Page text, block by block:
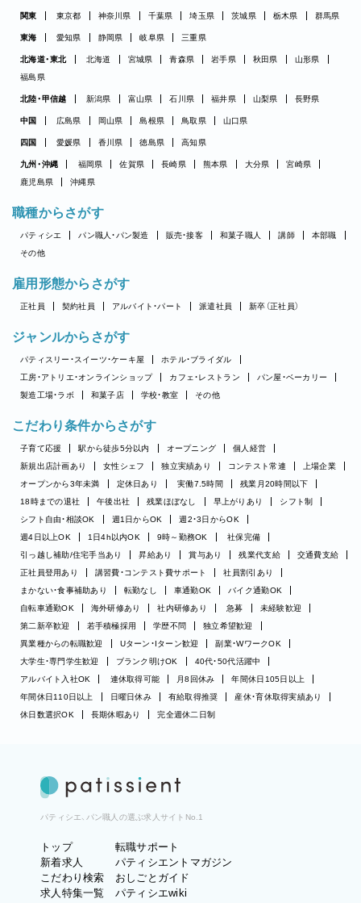
関東 東京都 神奈川県 千葉県 埼玉県 茨城県 栃木県 群馬県
東海 愛知県 静岡県 岐阜県 三重県
北海道・東北 北海道 宮城県 青森県 岩手県 秋田県
山形県
福島県
北陸・甲信越 新潟県 富山県 石川県 福井県 山梨県 長野県
中国 広島県 岡山県 島根県 鳥取県 山口県
四国 愛媛県 香川県 徳島県 高知県
九州・沖縄 福岡県 佐賀県 長崎県 熊本県 大分県
宮崎県
鹿児島県
沖縄県
職種からさがす
パティシエ パン職人・パン製造 販売・接客 和菓子職人 講師
本部職
その他
雇用形態からさがす
正社員 契約社員 アルバイト・パート 派遣社員 新卒（正社員）
ジャンルからさがす
パティスリー・スイーツ・ケーキ屋
ホテル・ブライダル
工房・アトリエ・オンラインショップ
カフェ・レストラン
パン屋・ベーカリー
製造工場・ラボ
和菓子店 学校・教室 その他
こだわり条件からさがす
子育て応援 駅から徒歩5分以内 オープニング
個人経営
新規出店計画あり
女性シェフ 独立実績あり コンテスト常連
上場企業
オープンから3年未満
定休日あり 実働7.5時間
残業月20時間以下
18時までの退社
午後出社 残業ほぼなし 早上がりあり
シフト制
シフト自由・相談OK
週1日からOK
週2・3日からOK
週4日以上OK
1日4h以内OK 9時～勤務OK
社保完備
引っ越し補助/住宅手当あり
昇給あり 賞与あり 残業代支給
交通費支給
正社員登用あり
講習費・コンテスト費サポート
社員割引あり
まかない・食事補助あり
転勤なし 車通勤OK
バイク通勤OK
自転車通勤OK
海外研修あり 社内研修あり 急募
未経験歓迎
第二新卒歓迎
若手積極採用 学歴不問
独立希望歓迎
異業種からの転職歓迎
Uターン・Iターン歓迎
副業・WワークOK
大学生・専門学生歓迎
ブランク明けOK
40代・50代活躍中
アルバイト入社OK
連休取得可能 月8回休み
年間休日105日以上
年間休日110日以上
日曜日休み 有給取得推奨
産休・育休取得実績あり
休日数選択OK
長期休暇あり 完全週休二日制
パティシエ、パン職人の選ぶ求人サイトNo.1
トップ
新着求人
こだわり検索
求人特集一覧
転職サポート
パティシエントマガジン
おしごとガイド
パティシエwiki